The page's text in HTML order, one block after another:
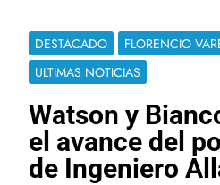
DESTACADO FLORENCIO
ULTIMAS NOTICIAS
Watson y
el avance del
de Ingeniero